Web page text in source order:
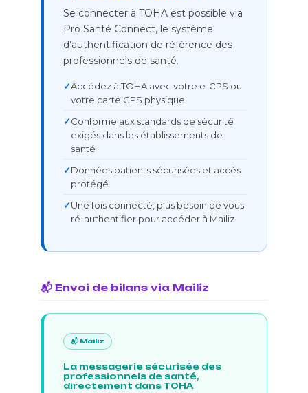
Se connecter à TOHA est possible via
Pro Santé Connect, le système
d’authentification de référence des
professionnels de santé.
Accédez à TOHA avec votre e-CPS ou
votre carte CPS physique
Conforme aux standards de sécurité
exigés dans les établissements de
santé
Données patients sécurisées et accès
protégé
Une fois connecté, plus besoin de vous
ré-authentifier pour accéder à Mailiz
📬 Envoi de bilans via Mailiz
📬 Mailiz
La messagerie sécurisée des
professionnels de santé,
directement dans TOHA